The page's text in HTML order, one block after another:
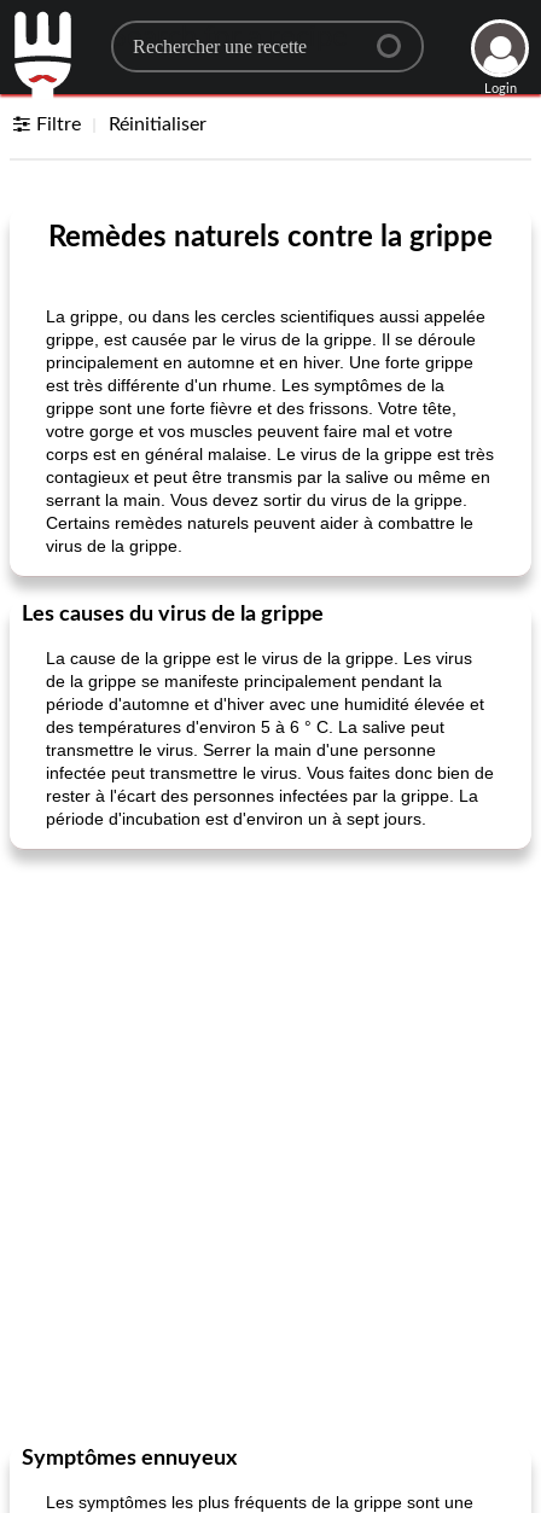
Search for a recipe
Login
Filtre Réinitialiser
Remèdes naturels contre la grippe
La grippe, ou dans les cercles scientifiques aussi appelée
grippe, est causée par le virus de la grippe. Il se déroule
principalement en automne et en hiver. Une forte grippe
est très différente d'un rhume. Les symptômes de la
grippe sont une forte fièvre et des frissons. Votre tête,
votre gorge et vos muscles peuvent faire mal et votre
corps est en général malaise. Le virus de la grippe est très
contagieux et peut être transmis par la salive ou même en
serrant la main. Vous devez sortir du virus de la grippe.
Certains remèdes naturels peuvent aider à combattre le
virus de la grippe.
Les causes du virus de la grippe
La cause de la grippe est le virus de la grippe. Les virus
de la grippe se manifeste principalement pendant la
période d'automne et d'hiver avec une humidité élevée et
des températures d'environ 5 à 6 ° C. La salive peut
transmettre le virus. Serrer la main d'une personne
infectée peut transmettre le virus. Vous faites donc bien de
rester à l'écart des personnes infectées par la grippe. La
période d'incubation est d'environ un à sept jours.
Symptômes ennuyeux
Les symptômes les plus fréquents de la grippe sont une